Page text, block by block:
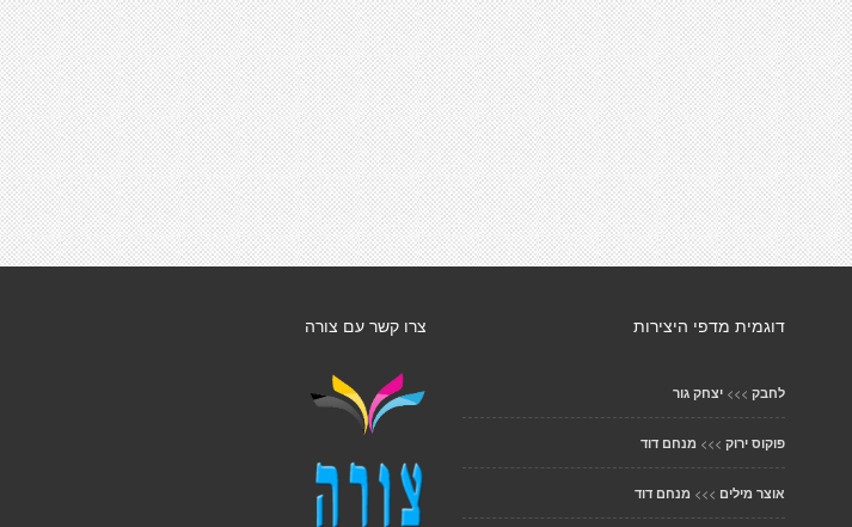
צרו קשר עם צורה דוגמית מדפי היצירות
לחבק >>> יצחק גור
פוקוס ירוק >>> מנחם דוד
אוצר מילים >>> מנחם דוד